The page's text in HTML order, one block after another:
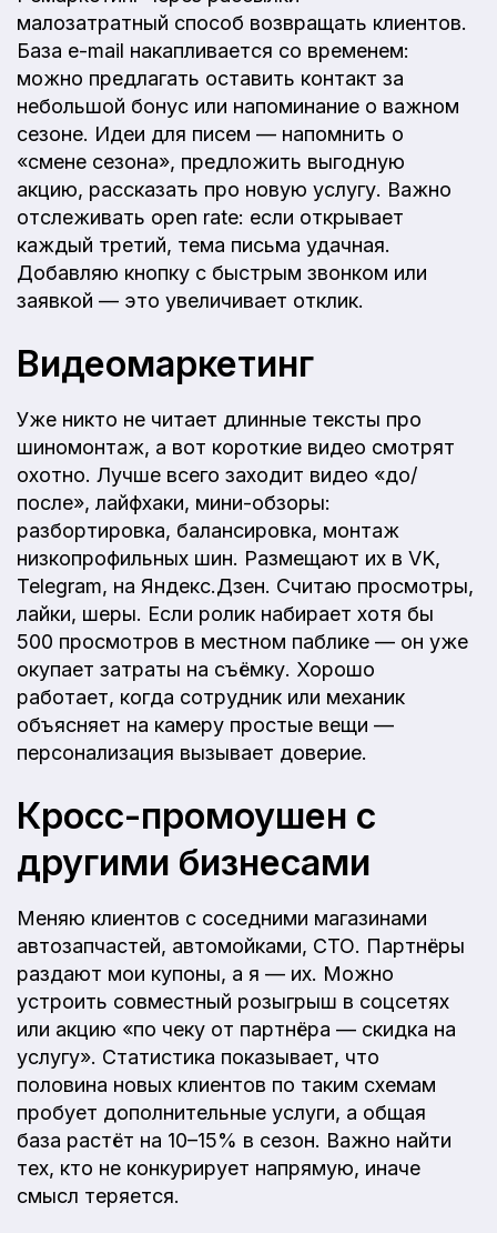
малозатратный способ возвращать клиентов.
База e-mail накапливается со временем:
можно предлагать оставить контакт за
небольшой бонус или напоминание о важном
сезоне. Идеи для писем — напомнить о
«смене сезона», предложить выгодную
акцию, рассказать про новую услугу. Важно
отслеживать open rate: если открывает
каждый третий, тема письма удачная.
Добавляю кнопку с быстрым звонком или
заявкой — это увеличивает отклик.
Видеомаркетинг
Уже никто не читает длинные тексты про
шиномонтаж, а вот короткие видео смотрят
охотно. Лучше всего заходит видео «до/
после», лайфхаки, мини-обзоры:
разбортировка, балансировка, монтаж
низкопрофильных шин. Размещают их в VK,
Telegram, на Яндекс.Дзен. Считаю просмотры,
лайки, шеры. Если ролик набирает хотя бы
500 просмотров в местном паблике — он уже
окупает затраты на съёмку. Хорошо
работает, когда сотрудник или механик
объясняет на камеру простые вещи —
персонализация вызывает доверие.
Кросс-промоушен с
другими бизнесами
Меняю клиентов с соседними магазинами
автозапчастей, автомойками, СТО. Партнёры
раздают мои купоны, а я — их. Можно
устроить совместный розыгрыш в соцсетях
или акцию «по чеку от партнёра — скидка на
услугу». Статистика показывает, что
половина новых клиентов по таким схемам
пробует дополнительные услуги, а общая
база растёт на 10–15% в сезон. Важно найти
тех, кто не конкурирует напрямую, иначе
смысл теряется.